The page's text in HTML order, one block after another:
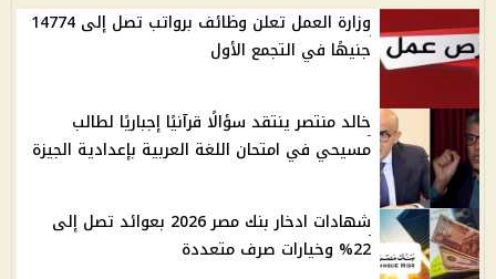
وزارة العمل تعلن وظائف برواتب تصل إلى 14774
جنيهًا في التجمع الأول
خالد منتصر ينتقد سؤالًا قرآنيًا إجباريًا لطالب
مسيحي في امتحان اللغة العربية بإعدادية الجيزة
شهادات ادخار بنك مصر 2026 بعوائد تصل إلى
22% وخيارات صرف متعددة